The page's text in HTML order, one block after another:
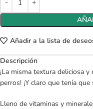
Añadir a la lista de
Descripción
¡La misma textura deliciosa
perros! ¡Y claro que tenía
Lleno de vitaminas y